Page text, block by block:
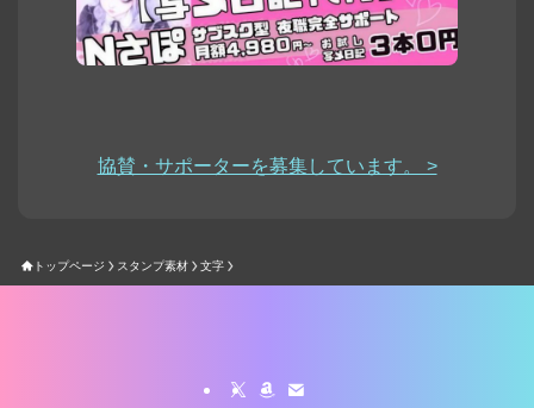
協賛・サポーターを募集しています。 >
トップページ スタンプ素材 文字